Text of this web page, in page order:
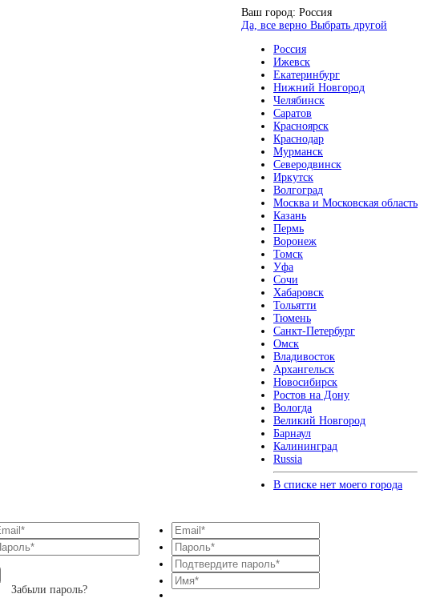
Ваш город: Россия
Да, все верно Выбрать другой
Россия
Ижевск
Екатеринбург
Нижний Новгород
Челябинск
Саратов
Красноярск
Краснодар
Мурманск
Северодвинск
Иркутск
Волгоград
Москва и Московская область
Казань
Пермь
Воронеж
Томск
Уфа
Сочи
Хабаровск
Тольятти
Тюмень
Санкт-Петербург
Омск
Владивосток
Архангельск
Новосибирск
Ростов на Дону
Вологда
Великий Новгород
Барнаул
Калининград
Russia
В списке нет моего города
Забыли пароль?